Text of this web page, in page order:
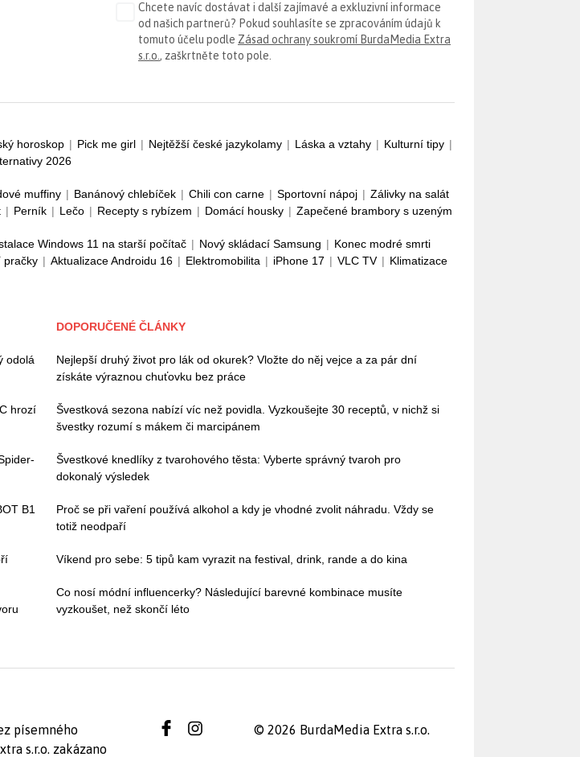
Chcete navíc dostávat i další zajímavé a exkluzivní informace
od našich partnerů? Pokud souhlasíte se zpracováním údajů k
tomuto účelu podle Zásad ochrany soukromí BurdaMedia Extra
s.r.o. , zaškrtněte toto pole.
horoskop | Pick me girl | Nejtěžší české jazykolamy | Láska a vztahy | Kulturní tipy |
2026
muffiny | Banánový chlebíček | Chili con carne | Sportovní nápoj | Zálivky na salát
| Perník | Lečo | Recepty s rybízem | Domácí housky | Zapečené brambory s uzeným
Windows 11 na starší počítač | Nový skládací Samsung | Konec modré smrti
pračky | Aktualizace Androidu 16 | Elektromobilita | iPhone 17 | VLC TV | Klimatizace
odolá
hrozí
B1
DOPORUČENÉ ČLÁNKY
Nejlepší druhý život pro lák od okurek? Vložte do něj vejce a za pár dní
získáte výraznou chuťovku bez práce
Švestková sezona nabízí víc než povidla. Vyzkoušejte 30 receptů, v nichž si
švestky rozumí s mákem či marcipánem
Švestkové knedlíky z tvarohového těsta: Vyberte správný tvaroh pro
dokonalý výsledek
Proč se při vaření používá alkohol a kdy je vhodné zvolit náhradu. Vždy se
totiž neodpaří
Víkend pro sebe: 5 tipů kam vyrazit na festival, drink, rande a do kina
Co nosí módní influencerky? Následující barevné kombinace musíte
vyzkoušet, než skončí léto
písemného
s.r.o. zakázano
© 2026 BurdaMedia Extra s.r.o.